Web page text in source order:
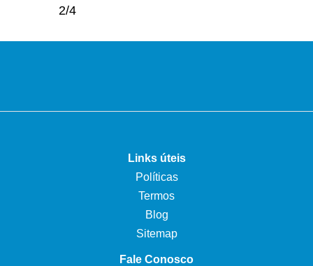
2/4
Links úteis
Políticas
Termos
Blog
Sitemap
Fale Conosco